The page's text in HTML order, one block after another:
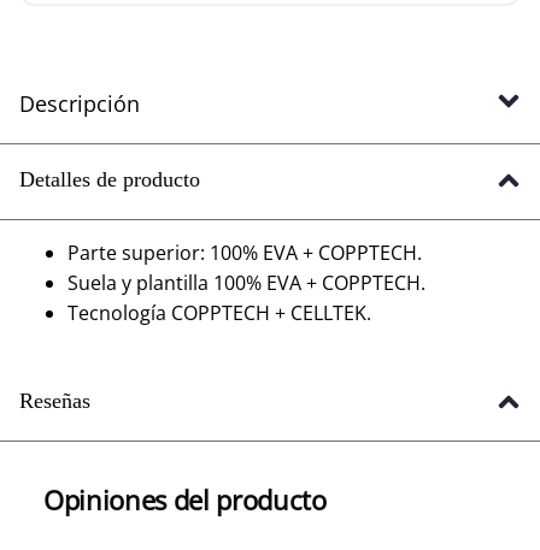
Descripción
Detalles de producto
Parte superior: 100% EVA + COPPTECH.
Suela y plantilla 100% EVA + COPPTECH.
Tecnología COPPTECH + CELLTEK.
Reseñas
Opiniones del producto